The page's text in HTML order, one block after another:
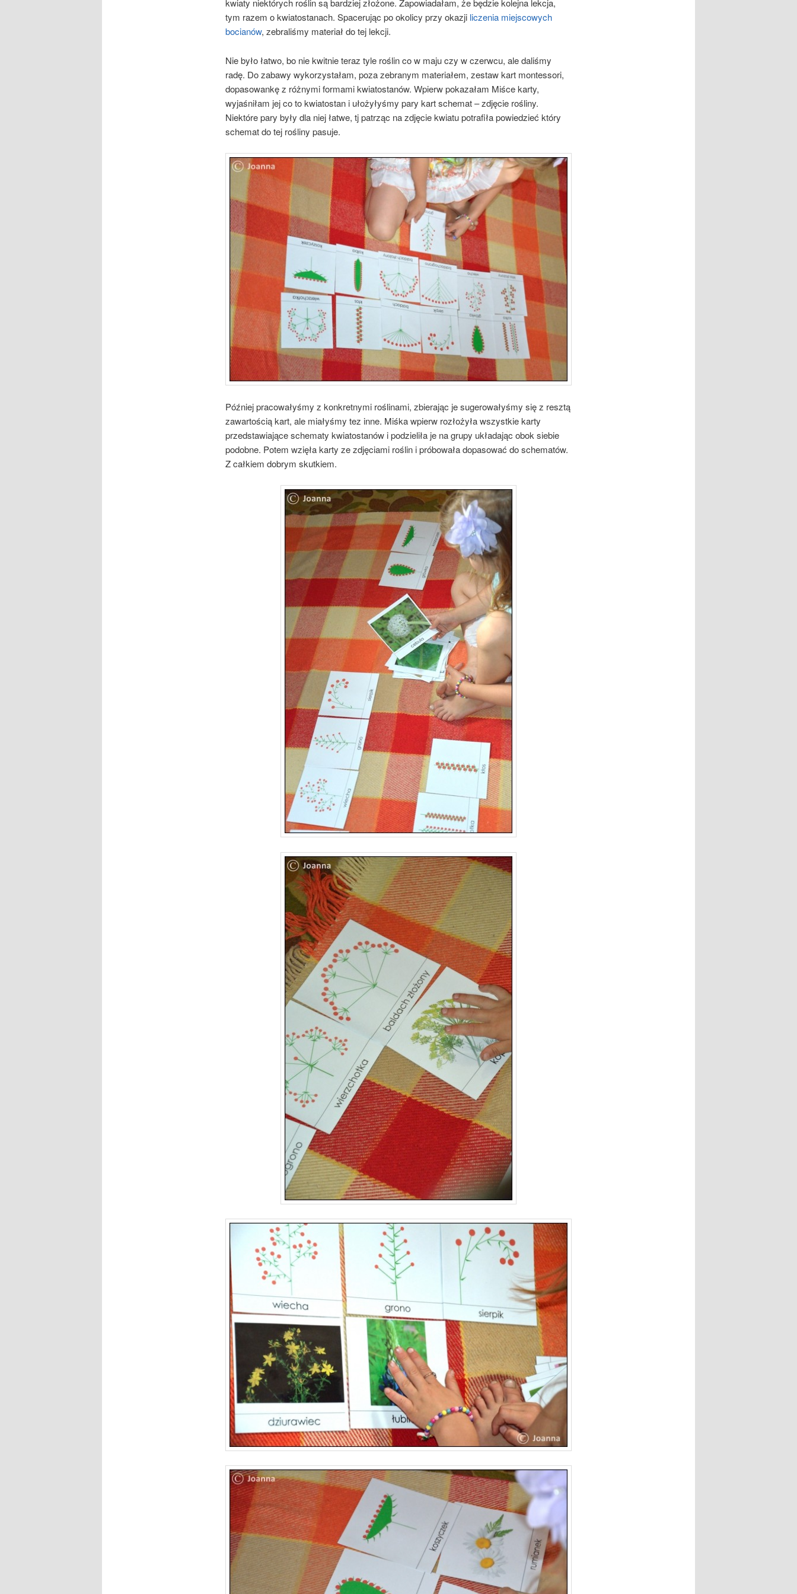
kwiaty niektórych roślin są bardziej złożone. Zapowiadałam, że będzie kolejna lekcja,
tym razem o kwiatostanach. Spacerując po okolicy przy okazji liczenia miejscowych
bocianów, zebraliśmy materiał do tej lekcji.
Nie było łatwo, bo nie kwitnie teraz tyle roślin co w maju czy w czerwcu, ale daliśmy
radę. Do zabawy wykorzystałam, poza zebranym materiałem, zestaw kart montessori,
dopasowankę z różnymi formami kwiatostanów. Wpierw pokazałam Miśce karty,
wyjaśniłam jej co to kwiatostan i ułożyłyśmy pary kart schemat – zdjęcie rośliny.
Niektóre pary były dla niej łatwe, tj patrząc na zdjęcie kwiatu potrafiła powiedzieć który
schemat do tej rośliny pasuje.
Później pracowałyśmy z konkretnymi roślinami, zbierając je sugerowałyśmy się z resztą
zawartością kart, ale miałyśmy tez inne. Miśka wpierw rozłożyła wszystkie karty
przedstawiające schematy kwiatostanów i podzieliła je na grupy układając obok siebie
podobne. Potem wzięła karty ze zdjęciami roślin i próbowała dopasować do schematów.
Z całkiem dobrym skutkiem.